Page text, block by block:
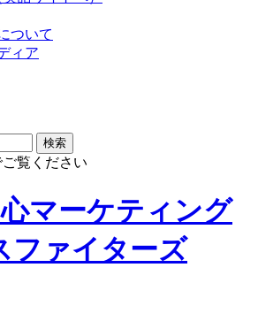
ついて
ィア
覧ください
マーケティング
ファイターズ